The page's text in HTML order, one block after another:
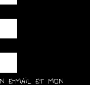
e-mail et mon